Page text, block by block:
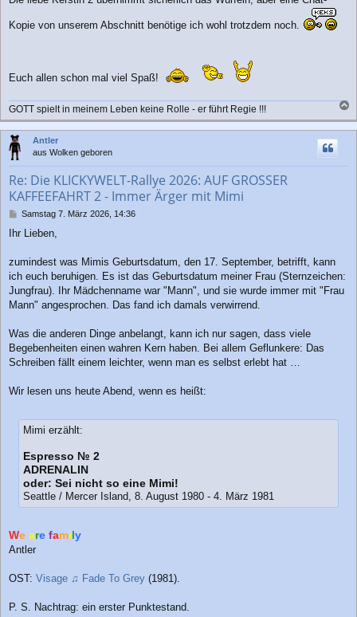
a
Kopie von unserem Abschnitt benötige ich wohl trotzdem noch.
Euch allen schon mal viel Spaß!
GOTT spielt in meinem Leben keine Rolle - er führt Regie !!!
a
c
Antler
aus Wolken geboren
Re: Die KLICKYWELT-Rallye 2026: AUF GROSSER
KAFFEEFAHRT 2 - Immer Ärger mit Mimi
B
i
r
a
Samstag 7. März 2026, 14:36
Ihr Lieben,
zumindest was Mimis Geburtsdatum, den 17. September, betrifft, kann
ich euch beruhigen. Es ist das Geburtsdatum meiner Frau (Sternzeichen:
Jungfrau). Ihr Mädchenname war "Mann", und sie wurde immer mit "Frau
Mann" angesprochen. Das fand ich damals verwirrend.
Was die anderen Dinge anbelangt, kann ich nur sagen, dass viele
Begebenheiten einen wahren Kern haben. Bei allem Geflunkere: Das
Schreiben fällt einem leichter, wenn man es selbst erlebt hat …
Wir lesen uns heute Abend, wenn es heißt:
Mimi erzählt:
Espresso № 2
ADRENALIN
oder: Sei nicht so eine Mimi!
Seattle / Mercer Island, 8. August 1980 - 4. März 1981
We are family
Antler
OST: Visage ♫ Fade To Grey (1981).
P. S. Nachtrag: ein erster Punktestand.